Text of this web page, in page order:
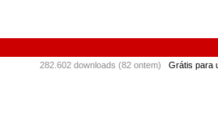
282.602 downloads (82 ontem) Grátis para